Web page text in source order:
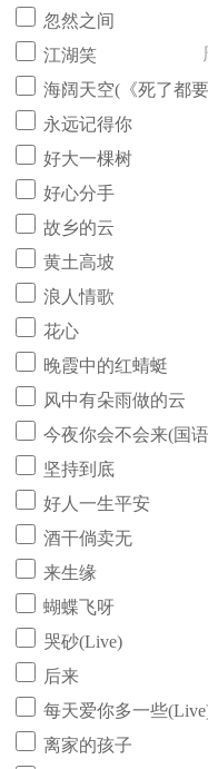
忽然之间
江湖笑
海阔天空(《死了都
永远记得你
好大一棵树
好心分手
故乡的云
黄土高坡
浪人情歌
花心
晚霞中的红蜻蜓
风中有朵雨做的云
今夜你会不会来(国
坚持到底
好人一生平安
酒干倘卖无
来生缘
蝴蝶飞呀
哭砂(Live)
后来
每天爱你多一些
离家的孩子